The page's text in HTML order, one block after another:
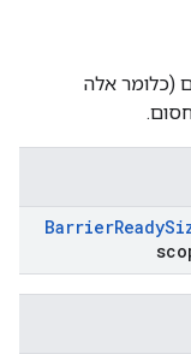
(כלומר אלה
BarrierReady